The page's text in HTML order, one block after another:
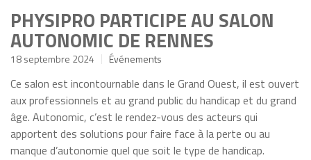
PHYSIPRO PARTICIPE AU SALON
AUTONOMIC DE RENNES
18 septembre 2024 Événements
Ce salon est incontournable dans le Grand Ouest, il est ouvert
aux professionnels et au grand public du handicap et du grand
âge. Autonomic, c’est le rendez-vous des acteurs qui
apportent des solutions pour faire face à la perte ou au
manque d’autonomie quel que soit le type de handicap.